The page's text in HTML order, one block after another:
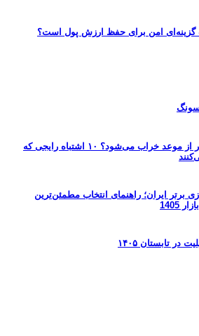
گزینه‌ای امن برای حفظ ارزش پول است؟
چرا باتری خودرو زودتر از موعد خراب می‌شود؟ ۱۰ اشتباه رایجی که
برتر ایران؛ راهنمای انتخاب مطمئن‌ترین
تابستان ۱۴۰۵